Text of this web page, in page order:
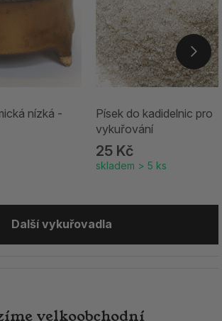
nízká -
Písek do kadidelnic pro
vykuřování
25 Kč
skladem > 5 ks
Další vykuřovadla
velkoobchodní